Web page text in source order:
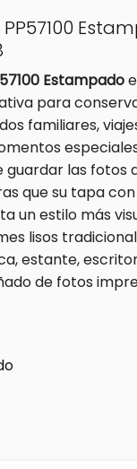
Estampado
para
familiares,
las fotos
que su tapa
un estilo más
lisos
estante,
de fotos